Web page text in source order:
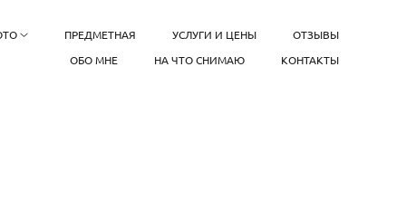
ПРЕДМЕТНАЯ УСЛУГИ И ЦЕНЫ
ОТЗЫВЫ
ОБО МНЕ
НА ЧТО СНИМАЮ КОНТАКТЫ